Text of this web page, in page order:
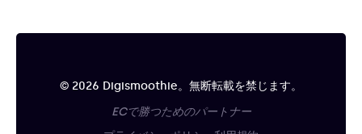
© 2026 Digismoothie。無断転載を禁じます。
ECで勝つためのパートナー